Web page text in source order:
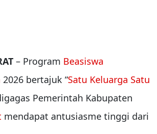
– Program Beasiswa
2026 bertajuk “Satu Keluarga Satu
Pemerintah Kabupaten
mendapat antusiasme tinggi dari